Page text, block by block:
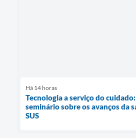
Há 14 horas
Tecnologia a serviço do
seminário sobre os avanços da
SUS